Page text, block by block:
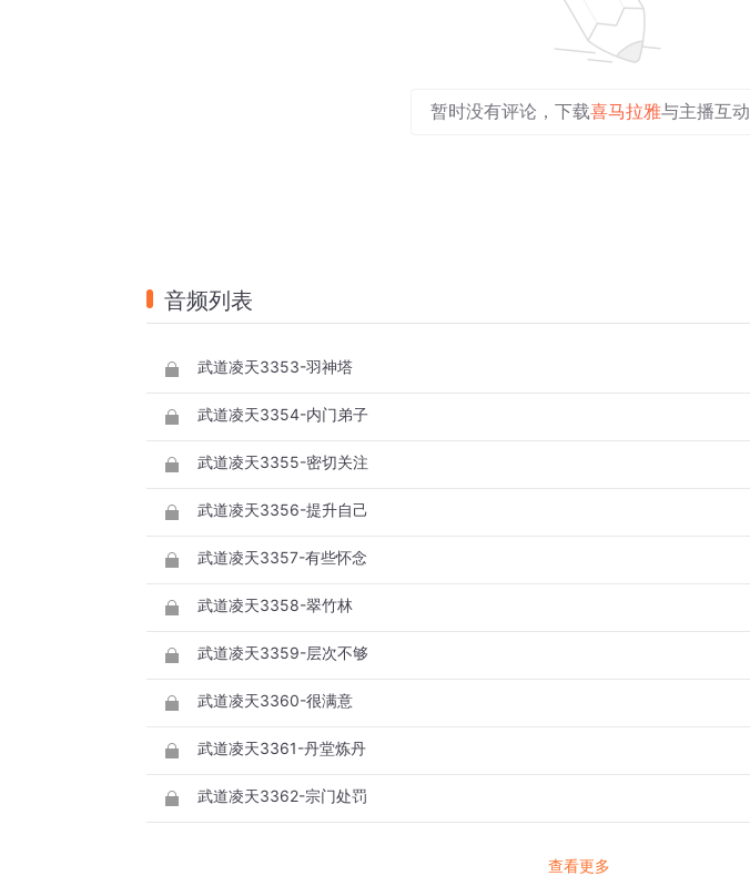
暂时没有评论，下载喜马拉雅与主播互动
音频列表
武道凌天3353-羽神塔
武道凌天3354-内门弟子
武道凌天3355-密切关注
武道凌天3356-提升自己
武道凌天3357-有些怀念
武道凌天3358-翠竹林
武道凌天3359-层次不够
武道凌天3360-很满意
武道凌天3361-丹堂炼丹
武道凌天3362-宗门处罚
查看更多